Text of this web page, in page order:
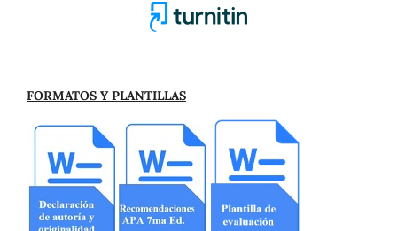
FORMATOS Y PLANTILLAS